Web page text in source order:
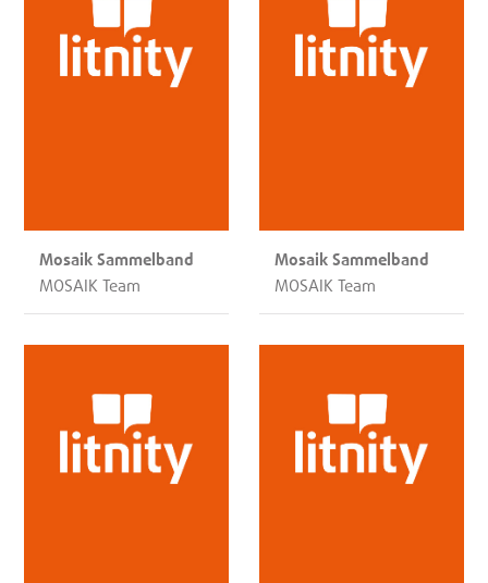
Mosaik Sammelband
MOSAIK Team
Mosaik Sammelband
MOSAIK Team